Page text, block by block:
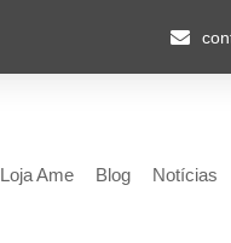
Loja Ame Blog Notícias